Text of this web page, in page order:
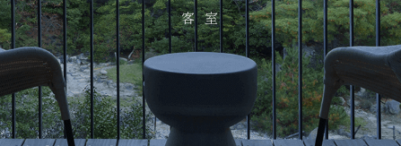
カフェ
ACCESS
アクセス
客 室